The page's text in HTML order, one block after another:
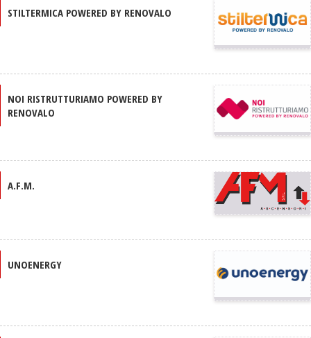
STILTERMICA POWERED BY RENOVALO
NOI RISTRUTTURIAMO POWERED BY
RENOVALO
A.F.M.
UNOENERGY